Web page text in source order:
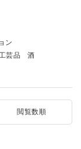
ン
芸品
酒
閲覧数順